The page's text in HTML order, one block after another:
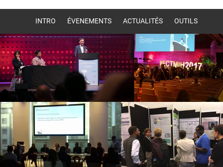
INTRO ÉVENEMENTS ACTUALITÉS
OUTILS
MEMBRES